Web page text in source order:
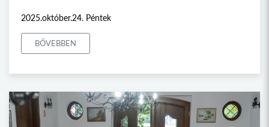
2025.október.24. Péntek
BŐVEBBEN